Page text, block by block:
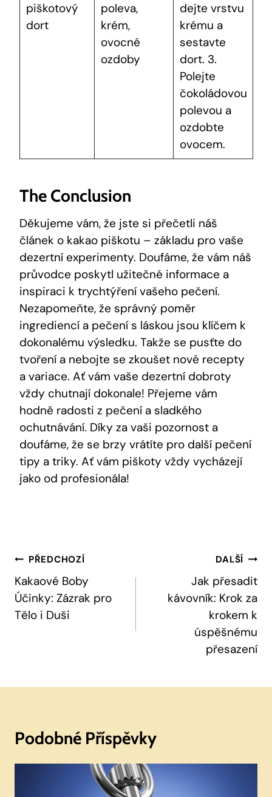
piškotový
dort
poleva,
krém,
ovocné
ozdoby
dejte vrstvu
krému a
sestavte
dort. 3.
Polejte
čokoládovou
polevou a
ozdobte
ovocem.
The Conclusion
Děkujeme vám, že jste si přečetli náš
článek o kakao piškotu – základu pro vaše
dezertní experimenty. Doufáme, že vám náš
průvodce poskytl užitečné informace a
inspiraci k trychtýření vašeho pečení.
Nezapomeňte, že správný poměr
ingrediencí a pečení s láskou jsou klíčem k
dokonalému výsledku. Takže se pusťte do
tvoření a nebojte se zkoušet nové recepty
a variace. Ať vám vaše dezertní dobroty
vždy chutnají dokonale! Přejeme vám
hodně radosti z pečení a sladkého
ochutnávání. Díky za vaši pozornost a
doufáme, že se brzy vrátíte pro další pečení
tipy a triky. Ať vám piškoty vždy vycházejí
jako od profesionála!
Navigace
Pro
Příspěvek
PŘEDCHOZÍ
Kakaové Boby
Účinky: Zázrak pro
Tělo i Duši
DALŠÍ
Jak přesadit
kávovník: Krok za
krokem k
úspěšnému
přesazení
Podobné Příspěvky